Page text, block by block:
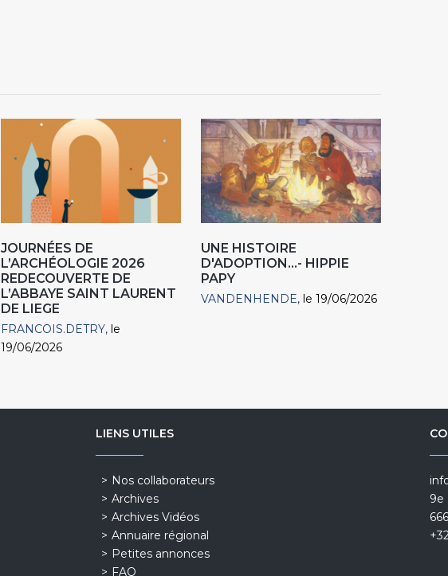
JOURNÉES DE
L’ARCHÉOLOGIE 2026
REDECOUVERTE DE
L’ABBAYE SAINT LAURENT
DE LIEGE
FRANCOIS.DETRY le
19/06/2026
UNE HISTOIRE
D'ADOPTION...- HIPPIE
PAPY
VANDENHENDE le 19/06/2026
LIENS UTILES
Nos collaborateurs
Archives
Archives Vidéos
Annuaire régional
Petites annonces
FAQ
9e